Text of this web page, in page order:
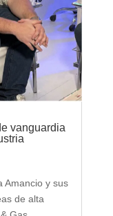
vanguardia
Amancio y sus
de alta